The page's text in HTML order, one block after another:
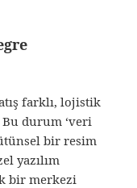
farklı, lojistik
Bu durum ‘veri
bir resim
yazılım
bir merkezi